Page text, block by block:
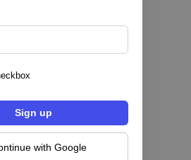
with Google
de cobranzas,
para instalar un hub